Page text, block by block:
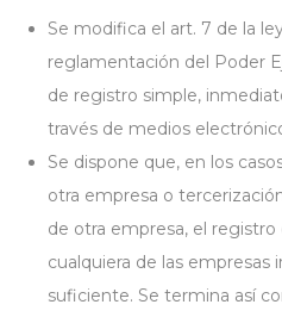
Se modifica el art. 7 de la
reglamentación del Poder
de registro simple,
través de medios
Se dispone que, en los
otra empresa o
de otra empresa, el
cualquiera de las empresas
suficiente. Se termina así